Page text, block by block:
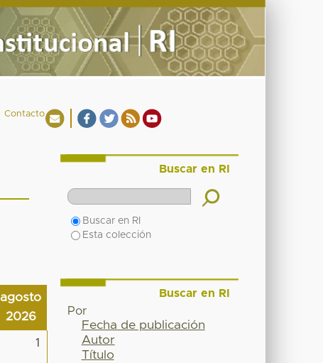
Contacto
agosto
2026
1
Buscar en RI
Buscar en RI
Esta colección
Buscar en RI
Por
Fecha de publicación
Autor
Título